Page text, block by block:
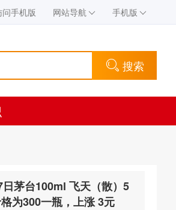
问手机版 网站导航 手机版
搜索
茅台100ml 飞天（散）5
为300一瓶，上涨 3元